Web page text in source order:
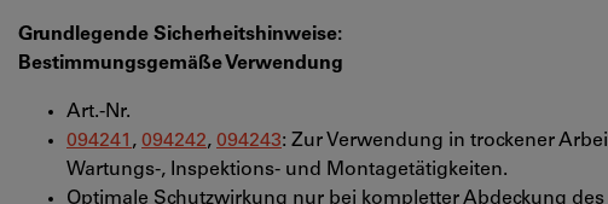
Grundlegende Sicherheitshinweise:
Bestimmungsgemäße Verwendung
Art.-Nr.
094241 , 094242, 094243: Zur Verwendung in trockener
Wartungs-, Inspektions- und Montagetätigkeiten.
Optimale Schutzwirkung nur bei kompletter Abdeckung des